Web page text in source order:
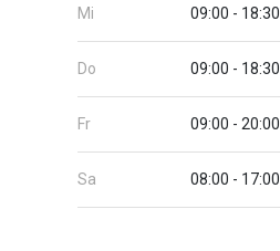
Mi 09:00 - 18:30
Do 09:00 - 18:30
Fr 09:00 - 20:00
Sa 08:00 - 17:00